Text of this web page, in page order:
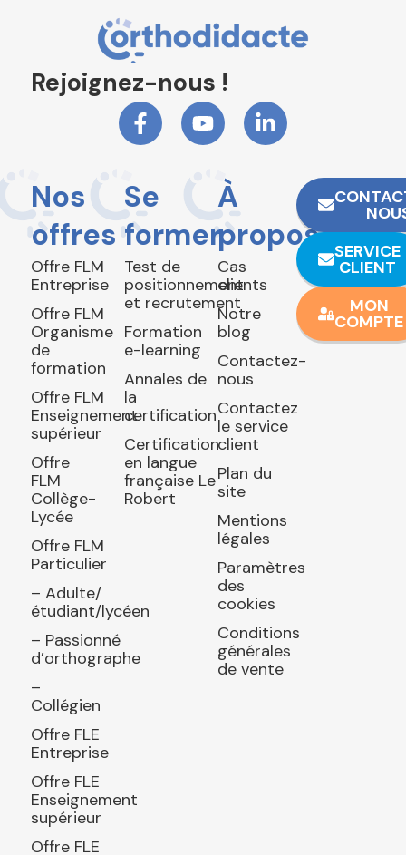
Rejoignez-nous !
Nos
offres
Offre FLM
Entreprise
Offre FLM
Organisme
de
formation
Offre FLM
Enseignement
supérieur
Offre
FLM
Collège-
Lycée
Offre FLM
Particulier
– Adulte/
étudiant/lycéen
– Passionné
d’orthographe
–
Collégien
Offre FLE
Entreprise
Offre FLE
Enseignement
supérieur
Offre FLE
Se
former
Test de
positionnement
et recrutement
Formation
e-learning
Annales de
la
certification
Certification
en langue
française Le
Robert
À
propos
Cas
clients
Notre
blog
Contactez-
nous
Contactez
le service
client
Plan du
site
Mentions
légales
Paramètres
des
cookies
Conditions
générales
de vente
SERVICE
CLIENT
MON
COMPTE